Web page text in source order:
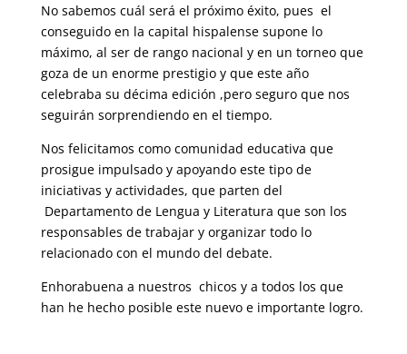
No sabemos cuál será el próximo éxito, pues el
conseguido en la capital hispalense supone lo
máximo, al ser de rango nacional y en un torneo que
goza de un enorme prestigio y que este año
celebraba su décima edición ,pero seguro que nos
seguirán sorprendiendo en el tiempo.
Nos felicitamos como comunidad educativa que
prosigue impulsado y apoyando este tipo de
iniciativas y actividades, que parten del
Departamento de Lengua y Literatura que son los
responsables de trabajar y organizar todo lo
relacionado con el mundo del debate.
Enhorabuena a nuestros chicos y a todos los que
han he hecho posible este nuevo e importante logro.